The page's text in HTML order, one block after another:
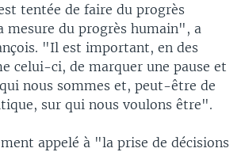
tentée de faire du progrès
mesure du progrès humain", a
"Il est important, en des
celui-ci, de marquer une pause et
nous sommes et, peut-être de
sur qui nous voulons être".
appelé à "la prise de décisions